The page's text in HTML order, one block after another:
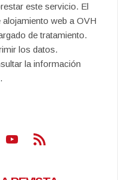
este servicio. El
web a OVH
de tratamiento.
los datos.
la información
.
Youtube
Feed RSS